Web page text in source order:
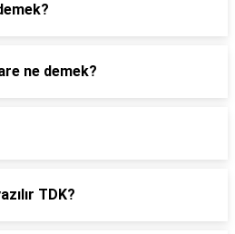
ne demek?
TDK?